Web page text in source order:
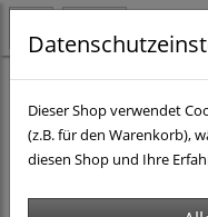
Dieser Shop verwendet
(z.B. für den Warenkorb),
diesen Shop und Ihre